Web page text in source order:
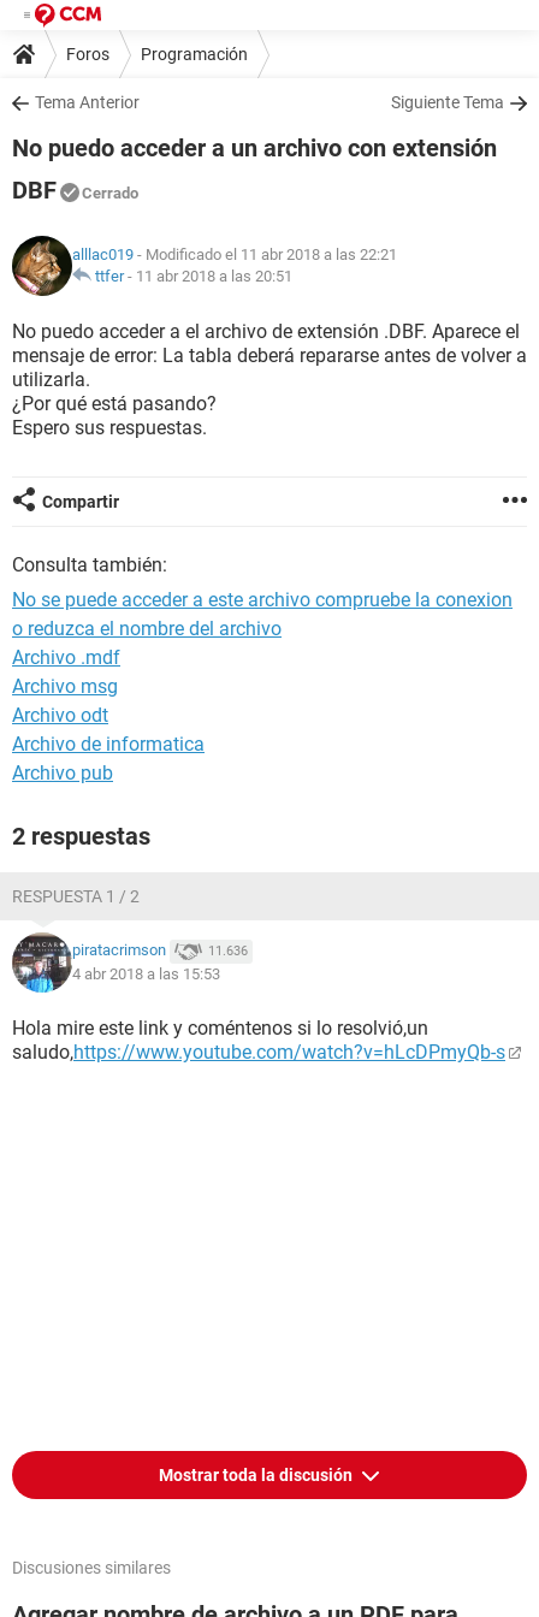
Foros Programación
Tema Anterior Siguiente Tema
No puedo acceder a un archivo con extensión
DBF
Cerrado
alllac019 - Modificado el 11 abr 2018 a las 22:21
ttfer- 11 abr 2018 a las 20:51
No puedo acceder a el archivo de extensión .DBF. Aparece el
mensaje de error: La tabla deberá repararse antes de volver a
utilizarla.
¿Por qué está pasando?
Espero sus respuestas.
Compartir
Consulta también:
No se puede acceder a este archivo compruebe la conexion
o reduzca el nombre del archivo
Archivo .mdf
Archivo msg
Archivo odt
Archivo de informatica
Archivo pub
2 respuestas
RESPUESTA 1 / 2
piratacrimson 11.636
4 abr 2018 a las 15:53
Hola mire este link y coméntenos si lo resolvió,un
saludo,https://www.youtube.com/watch?v=hLcDPmyQb-s
Mostrar toda la discusión
Discusiones similares